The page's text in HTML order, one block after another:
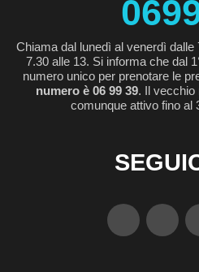
Chiama dal lunedì al venerdì dalle
7.30 alle 13. Si informa che dal
numero unico per prenotare le
numero è 06 99 39. Il vecchio
comunque attivo fino al